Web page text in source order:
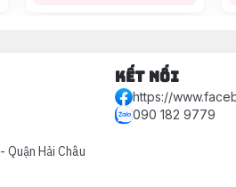
Hải Châu
Kết nối
https://
090 182 9779